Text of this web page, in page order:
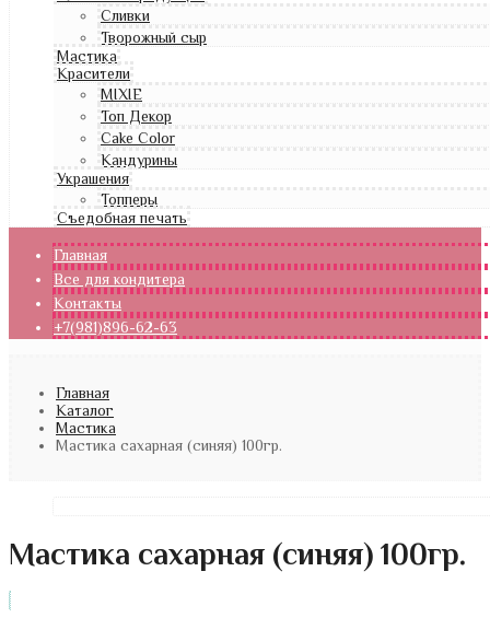
Сливки
Творожный сыр
Мастика
Красители
MIXIE
Топ Декор
Cake Color
Кандурины
Украшения
Топперы
Съедобная печать
Главная
Все для кондитера
Контакты
+7(981)896-62-63
Главная
Каталог
Мастика
Мастика сахарная (синяя) 100гр.
Мастика сахарная (синяя) 100гр.